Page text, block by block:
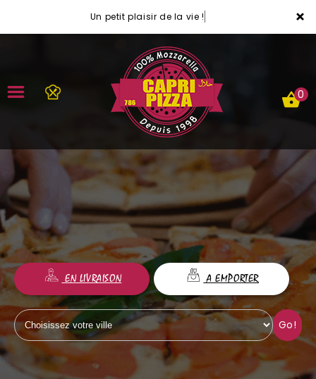
×
Un petit plaisir de la vie !
ACCUEIL
LA CARTE
VOTRE COMPTE
NOTRE RESTAURANT
VOS AVIS
MENTIONS LÉGALES
C.G.V
0
EN LIVRAISON A EMPORTER
Go!